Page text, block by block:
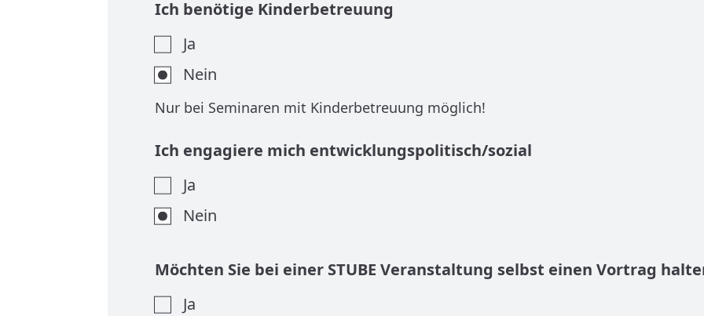
Ich benötige Kinderbetreuung
Ja
Nein
Nur bei Seminaren mit Kinderbetreuung möglich!
Ich engagiere mich entwicklungspolitisch/sozial
Ja
Nein
Möchten Sie bei einer STUBE Veranstaltung selbst einen Vortrag
Ja